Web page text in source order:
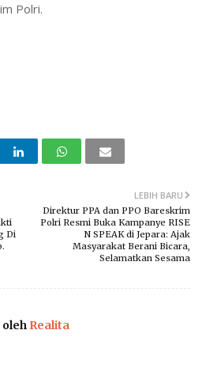
Polri.
LEBIH BARU
Direktur PPA dan PPO Bareskrim
Polri Resmi Buka Kampanye RISE
N SPEAK di Jepara: Ajak
Masyarakat Berani Bicara,
Selamatkan Sesama
Di
Realita